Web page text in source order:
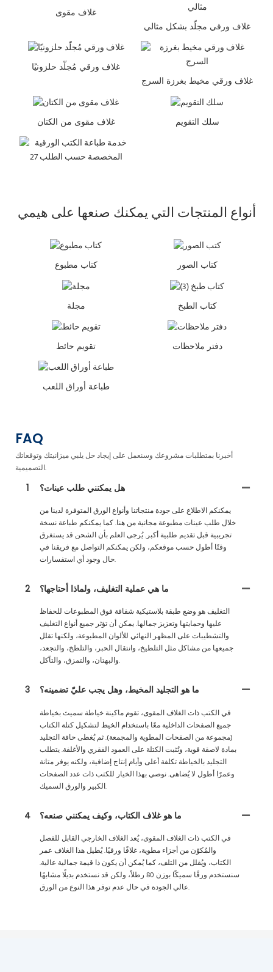
غلاف مقوى
غلاف ورقي مجلّد بشكل مثالي
غلاف ورقي مُجلّد حلزونيًا
غلاف ورقي مخيط بغرزة السرج
غلاف مقوى من الكتان سلك التقويم
أنواع المنتجات التي يمكنك صنعها على هيمي
كتاب مطبوع كتاب الصور
مجلة كتاب الطبخ
تقويم حائط دفتر ملاحظات
طباعة أوراق اللعب
FAQ
أخبرنا بمتطلبات مشروعك وسنعمل على إيجاد حل يلبي ميزانيتك وتوقعاتك
التصميمية.
1
هل يمكنني طلب عينات؟
يمكنكم الاطلاع على جودة منتجاتنا وأنواع الورق المتوفرة لدينا من
خلال طلب عينات مطبوعة مجانية من هنا. كما يمكنكم طباعة نسخة
تجريبية قبل تقديم طلبية أكبر. يُرجى العلم بأن الشحن قد يستغرق
وقتًا أطول حسب موقعكم، ولكن يمكنكم التواصل مع فريقنا في
حال وجود أي استفسارات.
2
ما هي عملية التغليف، ولماذا أحتاجها؟
التغليف هو وضع طبقة بلاستيكية شفافة فوق المطبوعات للحفاظ
عليها وحمايتها وتعزيز جمالها. يمكن أن تؤثر جميع أنواع التغليف
والتشطيبات على المظهر النهائي للألوان المطبوعة، ولكنها تقلل
جميعها من مشاكل مثل التلطيخ، وانتقال الحبر، والتلطخ، والتجعد،
والبهتان، والتمزق، والتآكل.
3
ما هو التجليد المخيط، وهل يجب عليّ تضمينه؟
في الكتب ذات الغلاف المقوى، تقوم ماكينة خياطة سميث بخياطة
جميع الصفحات الداخلية معًا باستخدام الخيط لتشكيل كتلة الكتاب
(مجموعة من الصفحات المطوية والمجمعة). ثم يُغطى حافة التجليد
بمادة لاصقة قوية، وتُثبت الكتلة على العمود الفقري والأغلفة. يتطلب
التجليد بالخياطة تكلفة أعلى وأيام إنتاج إضافية، ولكنه يوفر متانة
وعمرًا أطول لا يُضاهى. نوصي بهذا الخيار للكتب ذات عدد الصفحات
الكبير والورق السميك.
4
ما هو غلاف الكتاب، وكيف يمكنني صنعه؟
في الكتب ذات الغلاف المقوى، يُعد الغلاف الخارجي القابل للفصل
والمُكوّن من أجزاء مطوية، غلافًا ورقيًا. يُطيل هذا الغلاف عمر
الكتاب، ويُقلل من التلف، كما يُمكن أن يكون ذا قيمة جمالية عالية.
سنستخدم ورقًا سميكًا بوزن 80 رطلاً، ولكن قد نستخدم بديلًا مشابهًا
عالي الجودة في حال عدم توفر هذا النوع من الورق.